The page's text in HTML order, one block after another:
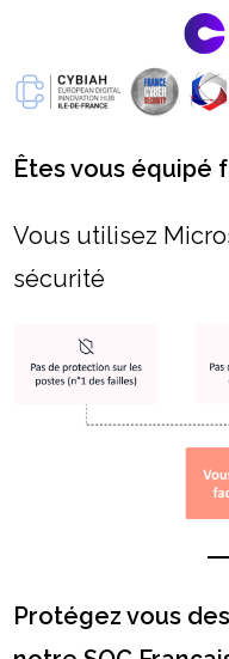
Êtes vous équipé
Vous utilisez
sécurité
Protégez vous